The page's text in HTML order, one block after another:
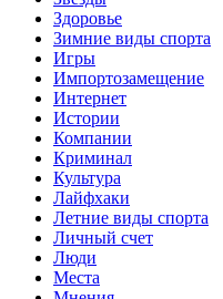
Здоровье
Зимние виды спорта
Игры
Импортозамещение
Интернет
Истории
Компании
Криминал
Культура
Лайфхаки
Летние виды спорта
Личный счет
Люди
Места